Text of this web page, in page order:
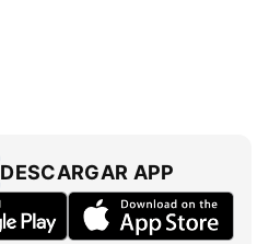
DESCARGAR APP